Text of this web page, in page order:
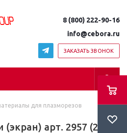
8 (800) 222-90-16
info@cebora.ru
ЗАКАЗАТЬ ЗВОНОК
для плазморезов
арт. 2957 (2 шт)